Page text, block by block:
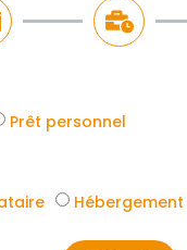
Prêt personnel